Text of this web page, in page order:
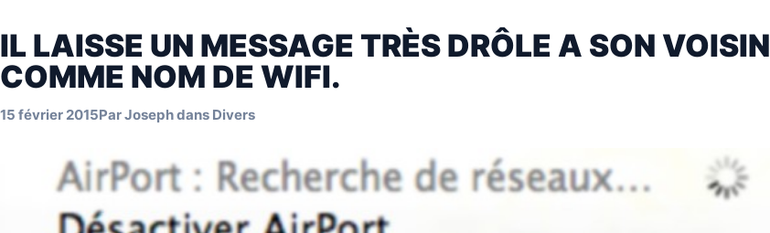
IL LAISSE UN MESSAGE TRÈS DRÔLE A SON VOISIN
COMME NOM DE WIFI.
15 février 2015ParJosephdans Divers